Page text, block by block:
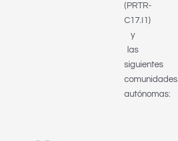
(PRTR-
C17.I1)
y
las
siguientes
comunidades
autónomas: